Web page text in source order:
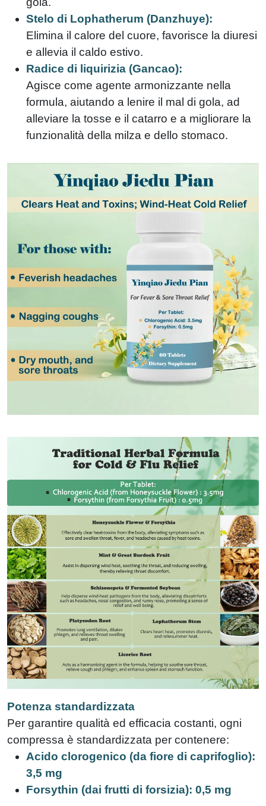
Stelo di Lophatherum (Danzhuye):
Elimina il calore del cuore, favorisce la diuresi
e allevia il caldo estivo.
Radice di liquirizia (Gancao):
Agisce come agente armonizzante nella
formula, aiutando a lenire il mal di gola, ad
alleviare la tosse e il catarro e a migliorare la
funzionalità della milza e dello stomaco.
Potenza standardizzata
Per garantire qualità ed efficacia costanti, ogni
compressa è standardizzata per contenere:
Acido clorogenico (da fiore di caprifoglio):
3,5 mg
Forsythin (dai frutti di forsizia): 0,5 mg